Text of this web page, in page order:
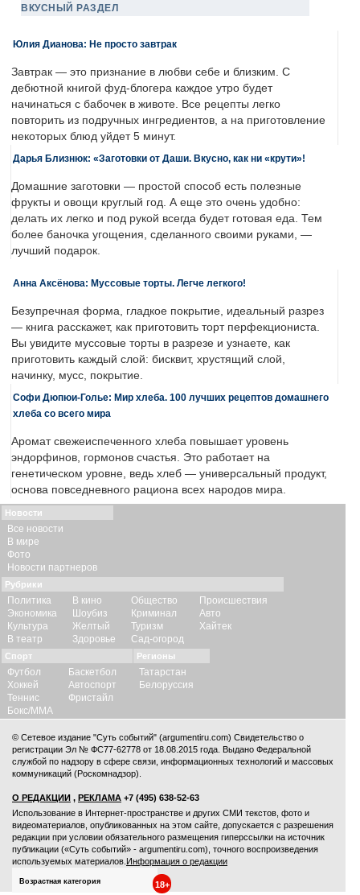
ВКУСНЫЙ РАЗДЕЛ
Юлия Дианова: Не просто завтрак
Завтрак — это признание в любви себе и близким. С
дебютной книгой фуд-блогера каждое утро будет
начинаться с бабочек в животе. Все рецепты легко
повторить из подручных ингредиентов, а на приготовление
некоторых блюд уйдет 5 минут.
Дарья Близнюк: «Заготовки от Даши. Вкусно, как ни «крути»!
Домашние заготовки — простой способ есть полезные
фрукты и овощи круглый год. А еще это очень удобно:
делать их легко и под рукой всегда будет готовая еда. Тем
более баночка угощения, сделанного своими руками, —
лучший подарок.
Анна Аксёнова: Муссовые торты. Легче легкого!
Безупречная форма, гладкое покрытие, идеальный разрез
— книга расскажет, как приготовить торт перфекциониста.
Вы увидите муссовые торты в разрезе и узнаете, как
приготовить каждый слой: бисквит, хрустящий слой,
начинку, мусс, покрытие.
Софи Дюпюи-Голье: Мир хлеба. 100 лучших рецептов домашнего
хлеба со всего мира
Аромат свежеиспеченного хлеба повышает уровень
эндорфинов, гормонов счастья. Это работает на
генетическом уровне, ведь хлеб — универсальный продукт,
основа повседневного рациона всех народов мира.
Новости
Все новости
В мире
Фото
Новости партнеров
Рубрики
Политика
Экономика
Культура
В театр
В кино
Шоубиз
Желтый
Здоровье
Общество
Криминал
Туризм
Сад-огород
Происшествия
Авто
Хайтек
Спорт
Футбол
Хоккей
Теннис
Бокс/ММА
Баскетбол
Автоспорт
Фристайл
Регионы
Татарстан
Белоруссия
© Сетевое издание "Суть событий" (argumentiru.com) Свидетельство о
регистрации Эл № ФС77-62778 от 18.08.2015 года. Выдано Федеральной
службой по надзору в сфере связи, информационных технологий и массовых
коммуникаций (Роскомнадзор).
О РЕДАКЦИИ , РЕКЛАМА +7 (495) 638-52-63
Использование в Интернет-пространстве и других СМИ текстов, фото и
видеоматериалов, опубликованных на этом сайте, допускается с разрешения
редакции при условии обязательного размещения гиперссылки на источник
публикации («Суть событий» - argumentiru.com), точного воспроизведения
используемых материалов. Информация о редакции
Возрастная категория 18+